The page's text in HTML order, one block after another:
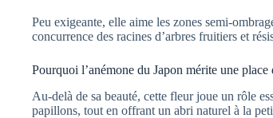
Peu exigeante, elle aime les zones semi-
concurrence des racines d’arbres fruitiers et
Pourquoi l’anémone du Japon mérite une place
Au-delà de sa beauté, cette fleur joue un rôle
papillons, tout en offrant un abri naturel à la